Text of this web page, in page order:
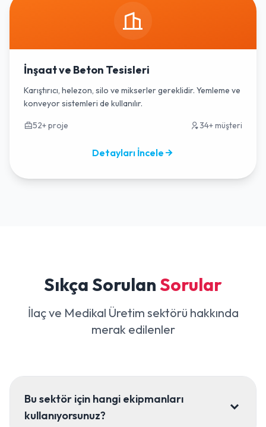
İnşaat ve Beton Tesisleri
Karıştırıcı, helezon, silo ve mikserler gereklidir. Yemleme ve
konveyor sistemleri de kullanılır.
52+ proje 34+ müşteri
Detayları İncele
Sıkça SorulanSorular
İlaç ve Medikal Üretim sektörü hakkında
merak edilenler
Bu sektör için hangi ekipmanları
kullanıyorsunuz?